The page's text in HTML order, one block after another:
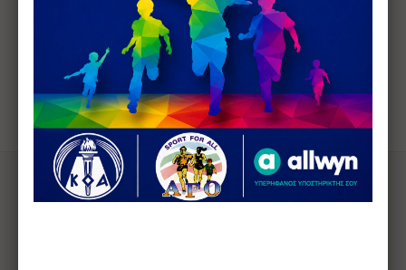
ΠΡΟΓΡΑΜΜΑΤΑ
ΑΜΜΟΧΩΣΤΟΥ
περισσότερα
FULL BODY WORKOUT